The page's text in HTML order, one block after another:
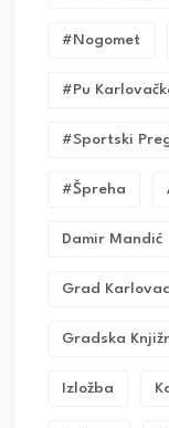
#nogomet
#pu
#sportski
#Špreha
Damir Mandić
Grad Karlovac
Gradska
Izložba